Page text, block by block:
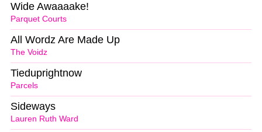
Parquet Courts
Wide Awaaaake!
The Voidz
All Wordz Are Made Up
Parcels
Tieduprightnow
Lauren Ruth Ward
Sideways